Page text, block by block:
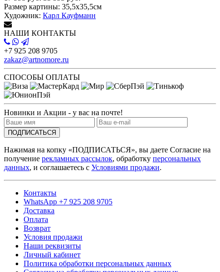
Размер картины: 35,5х35,5см
Художник: Карл Кауфманн
НАШИ КОНТАКТЫ
+7 925 208 9705
zakaz@artnomore.ru
СПОСОБЫ ОПЛАТЫ
Новинки и Акции - у вас на почте!
ПОДПИСАТЬСЯ
Нажимая на копку «ПОДПИСАТЬСЯ», вы даете Согласие на
получение рекламных рассылок, обработку персональных
данных, и соглашаетесь с Условиями продажи.
Контакты
WhatsApp +7 925 208 9705
Доставка
Оплата
Возврат
Условия продажи
Наши реквизиты
Личный кабинет
Политика обработки персональных данных